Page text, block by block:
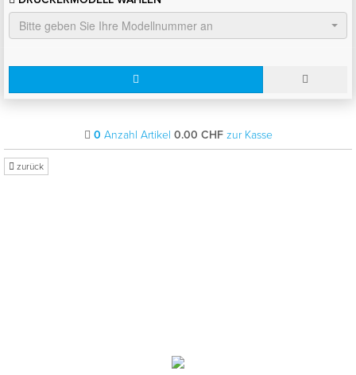
Bitte geben Sie Ihre Modellnummer an
0 Anzahl Artikel 0.00 CHF zur Kasse
zurück